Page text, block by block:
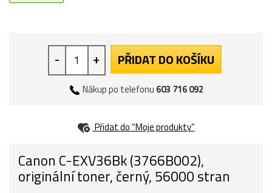
- + PŘIDAT DO KOŠÍKU
Nákup po telefonu 603 716 092
Přidat do “Moje produkty”
Canon C-EXV36Bk (3766B002),
originální toner, černý, 56000 stran